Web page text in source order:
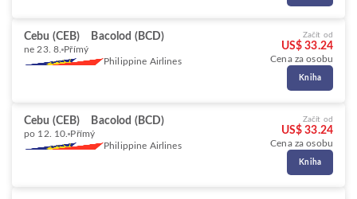
Cebu (CEB) Bacolod (BCD)
ne 23. 8. Přímý
Philippine Airlines
Začít od
US$ 33.24
Cena za osobu
Kniha
Cebu (CEB) Bacolod (BCD)
po 12. 10. Přímý
Philippine Airlines
Začít od
US$ 33.24
Cena za osobu
Kniha